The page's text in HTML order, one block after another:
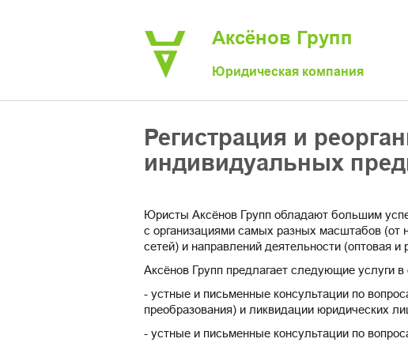
Аксёнов Групп
Юридическая компания
Регистрация и
индивидуальных
Юристы Аксёнов Групп обладают большим
с организациями самых разных масштабов (от
сетей) и направлений деятельности (оптовая и
Аксёнов Групп предлагает следующие услуги в
- устные и письменные консультации по
преобразования) и ликвидации юридических
- устные и письменные консультации по